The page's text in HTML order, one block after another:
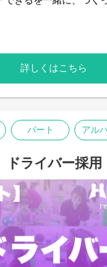
そして社会の「できる
緒に働くスタッフ自身
す。
けれど、育児や介護が
ャリアも諦めたくな
にとって、今できるこ
、HABILISで広がって
詳しくはこちら
パート アル
ドライバー採用